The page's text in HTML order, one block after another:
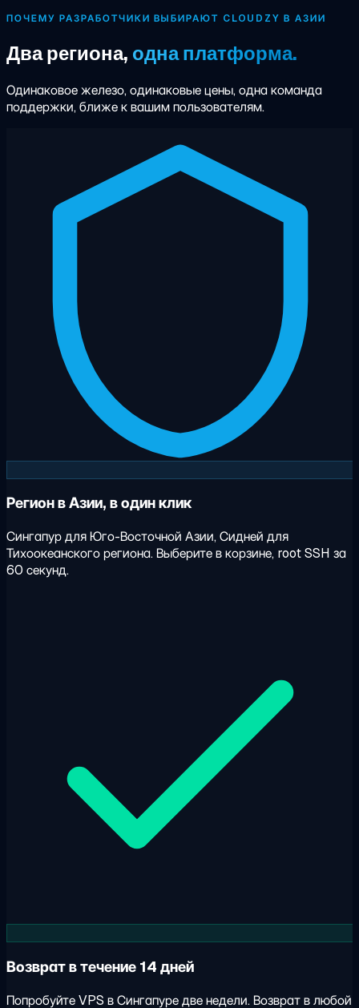
ПОЧЕМУ РАЗРАБОТЧИКИ ВЫБИРАЮТ CLOUDZY В АЗИИ
Два региона, одна платформа.
Одинаковое железо, одинаковые цены, одна команда
поддержки, ближе к вашим пользователям.
Регион в Азии, в один клик
Сингапур для Юго-Восточной Азии, Сидней для
Тихоокеанского региона. Выберите в корзине, root SSH за
60 секунд.
Возврат в течение 14 дней
Попробуйте VPS в Сингапуре две недели. Возврат в любой